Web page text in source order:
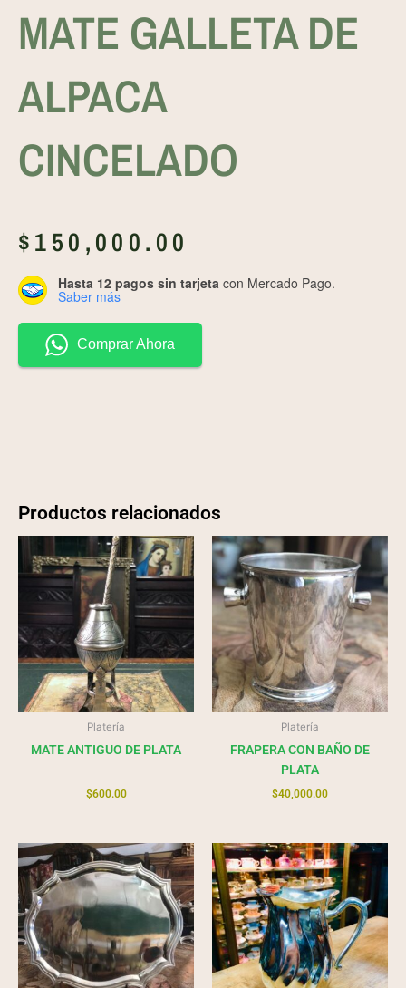
MATE GALLETA DE
ALPACA
CINCELADO
$150,000.00
Hasta 12 pagos sin tarjeta con Mercado Pago.
Saber más
Comprar Ahora
Productos relacionados
Platería
MATE ANTIGUO DE PLATA
$600.00
Platería
FRAPERA CON BAÑO DE
PLATA
$40,000.00